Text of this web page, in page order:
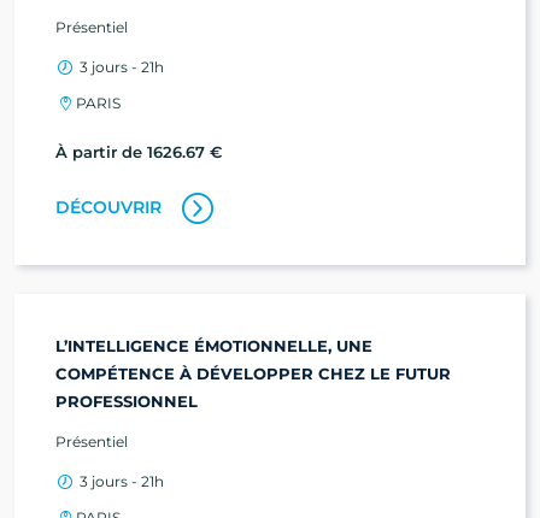
Présentiel
3 jours - 21h
PARIS
À partir de 1626.67 €
DÉCOUVRIR
L’INTELLIGENCE ÉMOTIONNELLE, UNE
COMPÉTENCE À DÉVELOPPER CHEZ LE FUTUR
PROFESSIONNEL
Présentiel
3 jours - 21h